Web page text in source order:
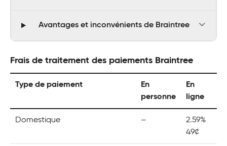
Avantages et inconvénients de Braintree
Frais de traitement des paiements Braintree
Type de paiement
En
personne
En
ligne
Domestique –
2.59%
49¢